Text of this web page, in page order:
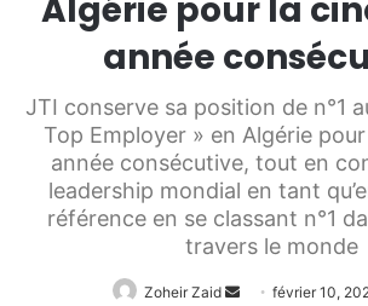
Algérie pour la
année
JTI conserve sa position de n°1
Top Employer » en Algérie
année consécutive, tout en
leadership mondial en tant
référence en se classant n°1
travers le monde
Zoheir Zaid
Envoyerfévrier 10,